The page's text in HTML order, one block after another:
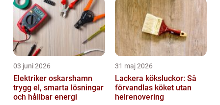
03 juni 2026
Elektriker oskarshamn
trygg el, smarta lösningar
och hållbar energi
31 maj 2026
Lackera köksluckor: Så
förvandlas köket utan
helrenovering